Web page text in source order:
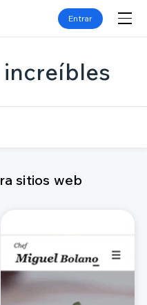
Entrar
increíbles
sitios web